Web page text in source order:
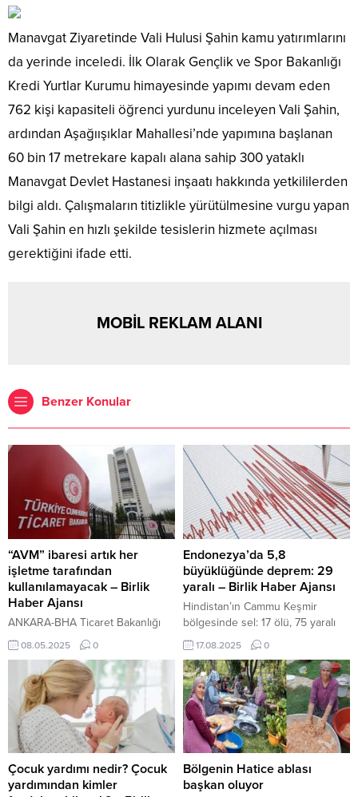
Manavgat Ziyaretinde Vali Hulusi Şahin kamu yatırımlarını
da yerinde inceledi. İlk Olarak Gençlik ve Spor Bakanlığı
Kredi Yurtlar Kurumu himayesinde yapımı devam eden
762 kişi kapasiteli öğrenci yurdunu inceleyen Vali Şahin,
ardından Aşağıışıklar Mahallesi’nde yapımına başlanan
60 bin 17 metrekare kapalı alana sahip 300 yataklı
Manavgat Devlet Hastanesi inşaatı hakkında yetkililerden
bilgi aldı. Çalışmaların titizlikle yürütülmesine vurgu yapan
Vali Şahin en hızlı şekilde tesislerin hizmete açılması
gerektiğini ifade etti.
MOBİL REKLAM ALANI
Benzer Konular
“AVM” ibaresi artık her
işletme tarafından
kullanılamayacak – Birlik
Haber Ajansı
ANKARA-BHA Ticaret Bakanlığı
tarafından hazırlanan “Alışveriş
Merkezleri Hakkında
Yönetmelikte Değişiklik
Yapılmasına Dair Yönetmelik”,
Resmi Gazete’de yayımlanarak
yürürlüğe girdi. Yeni
düzenlemeyle birlikte, “alışveriş
merkezi” (AVM) ibaresinin
kullanımında yaşanan
belirsizliklerin giderilmesi ve bu
08.05.2025 0
Endonezya’da 5,8
büyüklüğünde deprem: 29
yaralı – Birlik Haber Ajansı
Hindistan’ın Cammu Keşmir
bölgesinde sel: 17 ölü, 75 yaralı
İçeriği Görüntüle ANKARA – BHA
ABD Jeolojik Araştırma Merkezi
(USGS), depremin Poso’nun 15
kilometre kuzeyinde, yerel saatle
05.38’de kaydedildiğini duyurdu.
Antara News’te yer alan habere
göre, Endonezya Ulusal Afet
Yönetim Ajansı (BNPB), deprem
sonrası yaralıların hastaneye
kaldırıldığını açıkladı. Ayrıca
17.08.2025 0
Çocuk yardımı nedir? Çocuk
yardımından kimler
Bölgenin Hatice ablası
başkan oluyor